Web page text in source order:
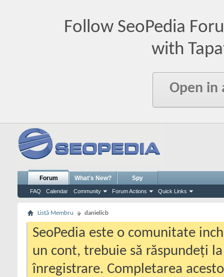
Follow SeoPedia
with
Open in
Forum
FAQ Calendar Community Forum Actions Quick Links
What's New? Spy
Listă Membru danielicb
SeoPedia este o comunitate
un cont, trebuie să răspundeți
înregistrare. Completarea